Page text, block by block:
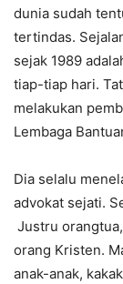
dunia sudah
tertindas.
sejak 1989
tiap-tiap hari.
melakukan
Lembaga
Dia selalu
advokat sejati.
Justru
orang Kristen.
anak-anak,